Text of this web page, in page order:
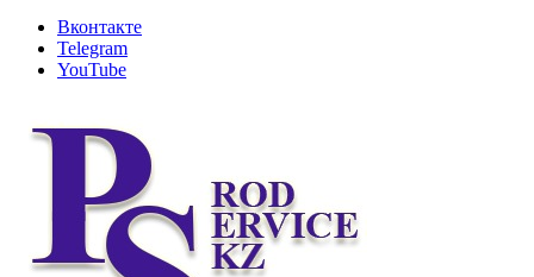
Вконтакте
Telegram
YouTube